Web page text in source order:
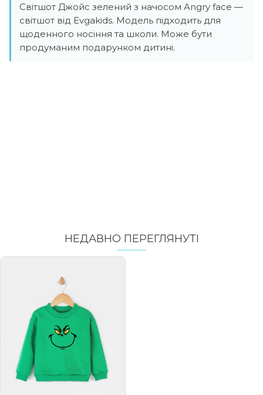
Світшот Джойс зелений з начосом Angry face —
світшот від Evgakids. Модель підходить для
щоденного носіння та школи. Може бути
продуманим подарунком дитині.
НЕДАВНО ПЕРЕГЛЯНУТI